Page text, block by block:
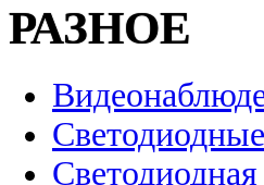
РАЗНОЕ
Светодиодная